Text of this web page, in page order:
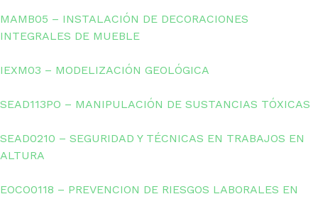
MAMB05 – INSTALACIÓN DE DECORACIONES
INTEGRALES DE MUEBLE
IEXM03 – MODELIZACIÓN GEOLÓGICA
SEAD113PO – MANIPULACIÓN DE SUSTANCIAS TÓXICAS
SEAD0210 – SEGURIDAD Y TÉCNICAS EN TRABAJOS EN
ALTURA
EOCO0118 – PREVENCION DE RIESGOS LABORALES EN